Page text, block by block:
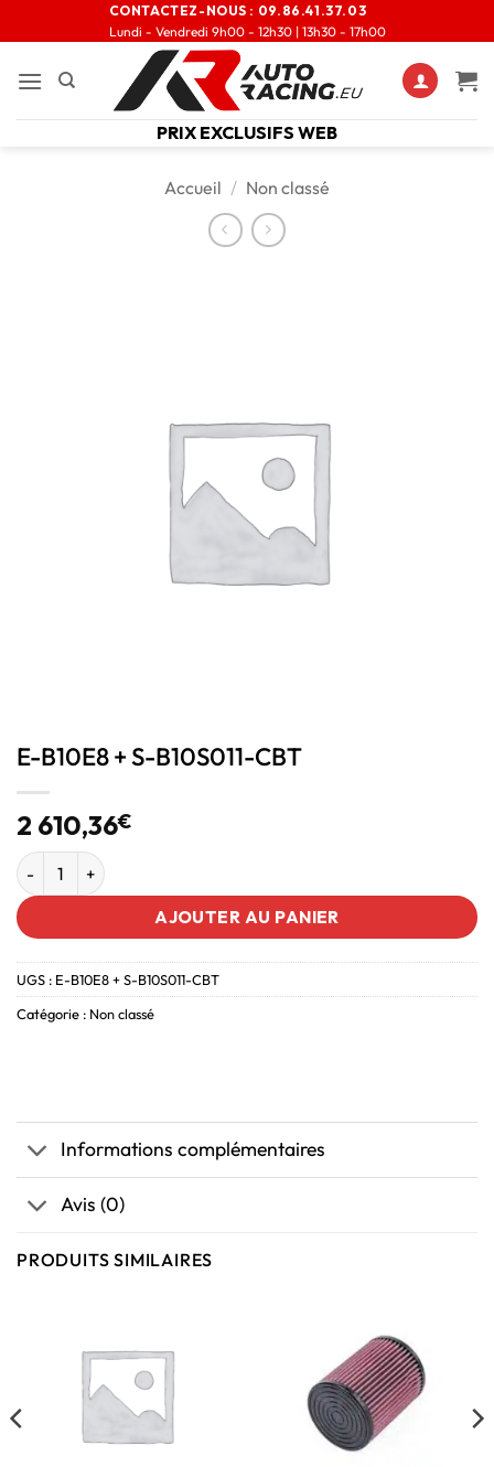
CONTACTEZ-NOUS : 09.86.41.37.03
Lundi - Vendredi 9h00 - 12h30 | 13h30 - 17h00
PRIX EXCLUSIFS WEB
Accueil / Non classé
E-B10E8 + S-B10S011-CBT
2 610,36€
AJOUTER AU PANIER
UGS : E-B10E8 + S-B10S011-CBT
Catégorie : Non classé
Informations complémentaires
Avis (0)
PRODUITS SIMILAIRES